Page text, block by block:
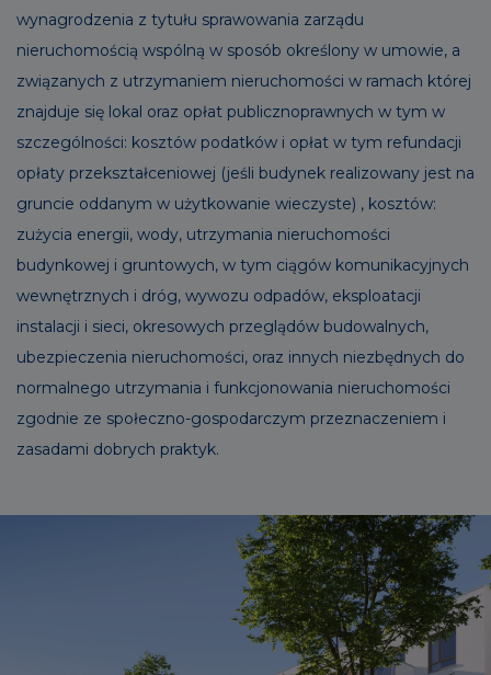
wynagrodzenia z tytułu sprawowania zarządu
nieruchomością wspólną w sposób określony w umowie, a
związanych z utrzymaniem nieruchomości w ramach której
znajduje się lokal oraz opłat publicznoprawnych w tym w
szczególności: kosztów podatków i opłat w tym refundacji
opłaty przekształceniowej (jeśli budynek realizowany jest na
gruncie oddanym w użytkowanie wieczyste) , kosztów:
zużycia energii, wody, utrzymania nieruchomości
budynkowej i gruntowych, w tym ciągów komunikacyjnych
wewnętrznych i dróg, wywozu odpadów, eksploatacji
instalacji i sieci, okresowych przeglądów budowalnych,
ubezpieczenia nieruchomości, oraz innych niezbędnych do
normalnego utrzymania i funkcjonowania nieruchomości
zgodnie ze społeczno-gospodarczym przeznaczeniem i
zasadami dobrych praktyk.